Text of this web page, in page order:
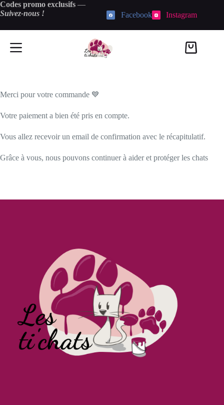
Passer
au
Codes promo exclusifs —
Suivez-nous !
Facebook Instagram
Panier
Merci pour votre commande 💙
Votre paiement a bien été pris en compte.
Vous allez recevoir un email de confirmation avec le récapitulatif.
Grâce à vous, nous pouvons continuer à aider et protéger les chats